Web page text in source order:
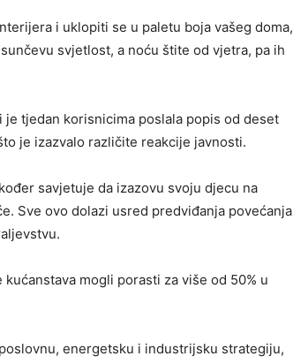
i uklopiti se u paletu boja vašeg doma,
svjetlost, a noću štite od vjetra, pa ih
tjedan korisnicima poslala popis od deset
je izazvalo različite reakcije javnosti.
savjetuje da izazovu svoju djecu na
Sve ovo dolazi usred predviđanja povećanja
mogli porasti za više od 50% u
energetsku i industrijsku strategiju,